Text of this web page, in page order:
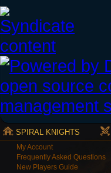
SPIRAL KNIGHTS
My Account
Frequently Asked Questions
New Players Guide